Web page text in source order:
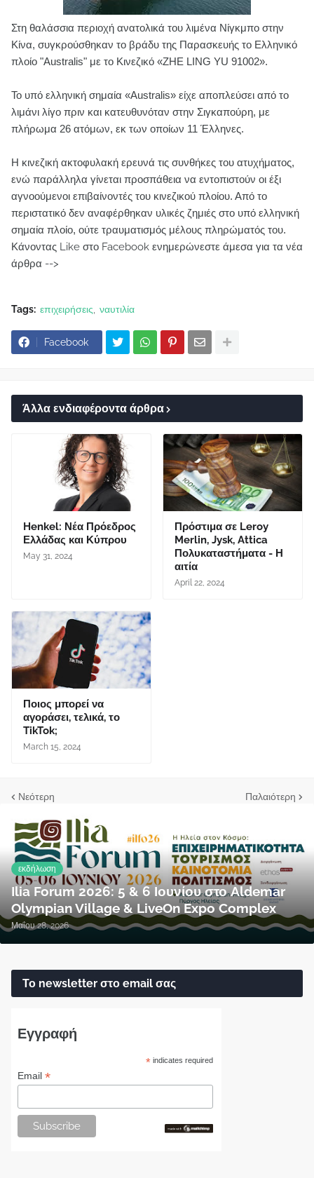
Στη θαλάσσια περιοχή ανατολικά του λιμένα Νίγκμπο στην
Κίνα, συγκρούσθηκαν το βράδυ της Παρασκευής το Ελληνικό
πλοίο "Australis" με το Κινεζικό «ZHE LING YU 91002».
Το υπό ελληνική σημαία «Australis» είχε αποπλεύσει από το
λιμάνι λίγο πριν και κατευθυνόταν στην Σιγκαπούρη, με
πλήρωμα 26 ατόμων, εκ των οποίων 11 Έλληνες.
Η κινεζική ακτοφυλακή ερευνά τις συνθήκες του ατυχήματος,
ενώ παράλληλα γίνεται προσπάθεια να εντοπιστούν οι έξι
αγνοούμενοι επιβαίνοντές του κινεζικού πλοίου. Από το
περιστατικό δεν αναφέρθηκαν υλικές ζημιές στο υπό ελληνική
σημαία πλοίο, ούτε τραυματισμός μέλους πληρώματός του.
Κάνοντας Like στο Facebook ενημερώνεστε άμεσα για τα νέα
άρθρα -->
Tags: επιχειρήσεις ναυτιλία
Facebook
Άλλα ενδιαφέροντα άρθρα
Henkel: Νέα Πρόεδρος
Ελλάδας και Κύπρου
May 31, 2024
Πρόστιμα σε Leroy
Merlin, Jysk, Attica
Πολυκαταστήματα - Η
αιτία
April 22, 2024
Ποιος μπορεί να
αγοράσει, τελικά, το
TikTok;
March 15, 2024
Νεότερη Παλαιότερη
εκδήλωση
Ilia Forum 2026: 5 & 6 Ιουνίου στο Aldemar
Olympian Village & LiveOn Expo Complex
Μαΐου 28, 2026
Το newsletter στο email σας
Εγγραφή
* indicates required
Email *